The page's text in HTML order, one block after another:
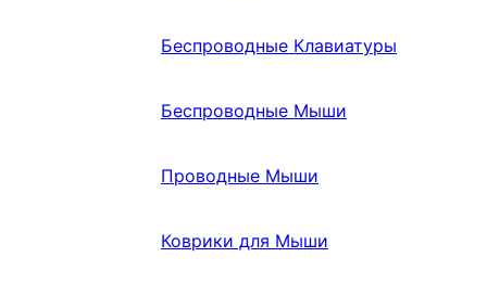
Беспроводные Клавиатуры
Беспроводные Мыши
Проводные Мыши
Коврики для Мыши